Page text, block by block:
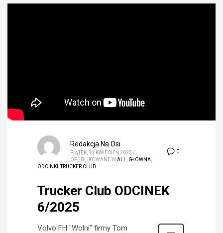
0
Redakcja Na Osi
PIĄTEK, 11 KWIECIEŃ 2025 /
OPUBLIKOWANE WALL GŁÓWNA
ODCINKI ,TRUCKER CLUB
Trucker Club ODCINEK
6/2025
Volvo FH "Wolni" firmy Tom